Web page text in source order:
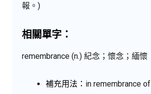
報。)
相關單字：
remembrance (n.) 紀念；懷念；緬懷
補充用法： in remembrance of